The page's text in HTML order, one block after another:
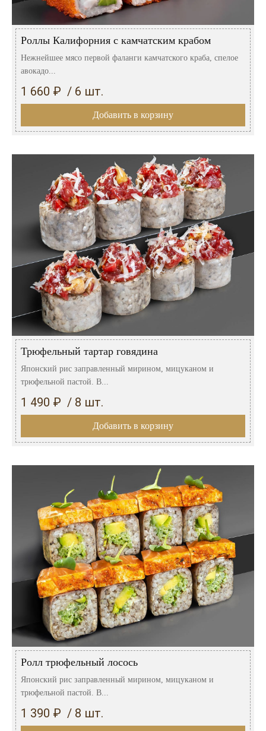
Роллы Калифорния с камчатским крабом
Нежнейшее мясо первой фаланги камчатского краба, спелое
авокадо...
1 660 ₽ / 6 шт.
Добавить в корзину
Трюфельный тартар говядина
Японский рис заправленный мирином, мицуканом и
трюфельной пастой. В...
1 490 ₽ / 8 шт.
Добавить в корзину
Ролл трюфельный лосось
Японский рис заправленный мирином, мицуканом и
трюфельной пастой. В...
1 390 ₽ / 8 шт.